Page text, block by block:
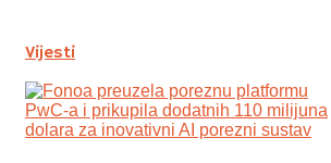
Vijesti